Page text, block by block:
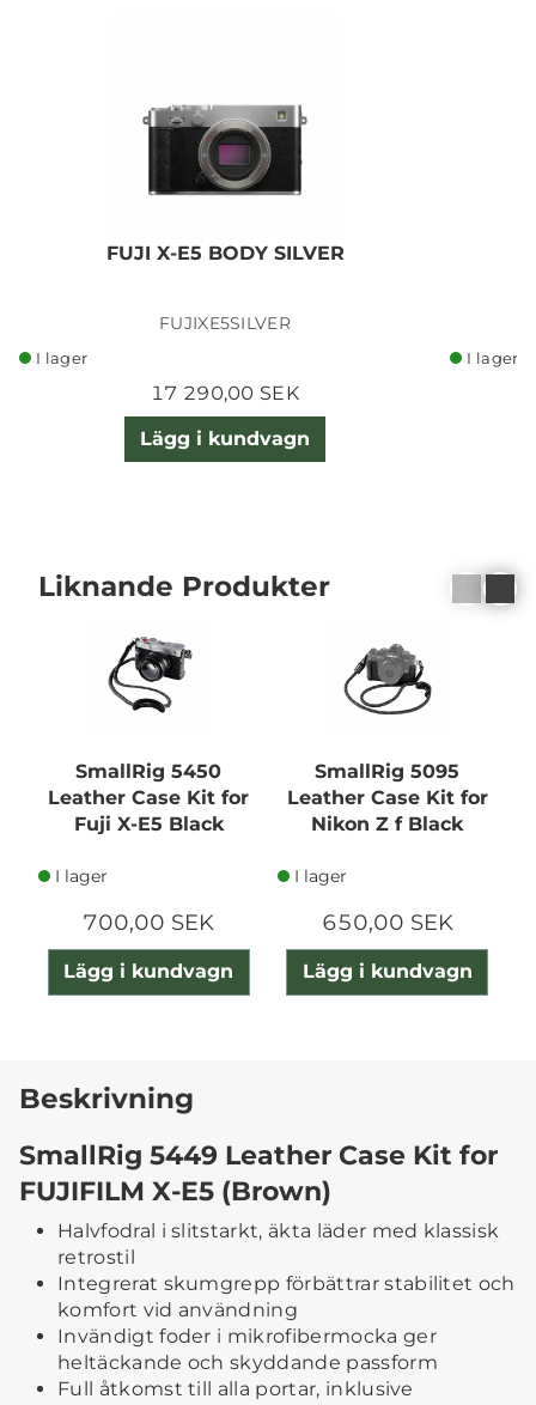
FUJI X-E5 BODY SILVER
FUJIXE5SILVER
I lager
17 290,00 SEK
Lägg i kundvagn
I lager
Liknande Produkter
SmallRig 5450
Leather Case Kit for
Fuji X-E5 Black
I lager
700,00 SEK
Lägg i kundvagn
SmallRig 5095
Leather Case Kit for
Nikon Z f Black
I lager
650,00 SEK
Lägg i kundvagn
Beskrivning
SmallRig 5449 Leather Case Kit for
FUJIFILM X-E5 (Brown)
Halvfodral i slitstarkt, äkta läder med klassisk
retrostil
Integrerat skumgrepp förbättrar stabilitet och
komfort vid användning
Invändigt foder i mikrofibermocka ger
heltäckande och skyddande passform
Full åtkomst till alla portar, inklusive